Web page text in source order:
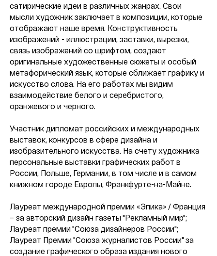
сатирические идеи в различных жанрах. Свои
мысли художник заключает в композиции, которые
отображают наше время. Конструктивность
изображений - иллюстрации, заставки, вырезки,
связь изображений со шрифтом, создают
оригинальные художественные сюжеты и особый
метафорический язык, которые сближает графику и
искусство слова. На его работах мы видим
взаимодействие белого и серебристого,
оранжевого и черного.
Участник дипломат российских и международных
выставок, конкурсов в сфере дизайна и
изобразительного искусства. На счету художника
персональные выставки графических работ в
России, Польше, Германии, в том числе и в самом
книжном городе Европы, Франкфурте-на-Майне.
Лауреат международной премии «Эпика» / Франция
– за авторский дизайн газеты "Рекламный мир";
Лауреат премии "Союза дизайнеров России";
Лауреат Премии "Союза журналистов России" за
создание графического образа издания нового